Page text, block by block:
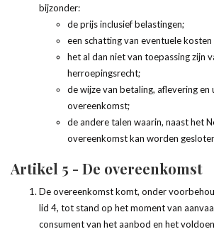
bijzonder:
de prijs inclusief belastingen;
een schatting van eventuele
het al dan niet van toepassing zijn
herroepingsrecht;
de wijze van betaling, aflevering
overeenkomst;
de andere talen waarin, naast het
overeenkomst kan worden
Artikel 5 - De overeenkomst
De overeenkomst komt, onder
lid 4, tot stand op het moment van
consument van het aanbod en het